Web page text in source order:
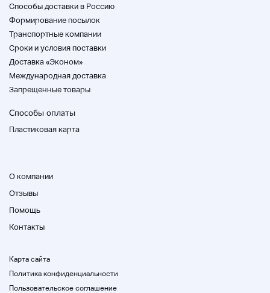
Способы доставки в Россию
Формирование посылок
Транспортные компании
Cроки и условия поставки
Доставка «Эконом»
Международная доставка
Запрещенные товары
Способы оплаты
Пластиковая карта
О компании
Отзывы
Помощь
Контакты
Карта сайта
Политика конфиденциальности
Пользовательское соглашение